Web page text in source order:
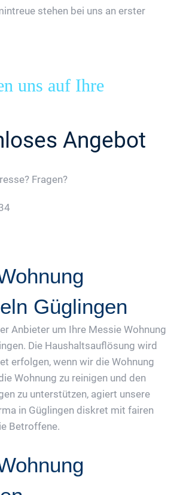
stehen bei uns an erster
uns auf Ihre
Angebot
Fragen?
Güglingen
Anbieter um Ihre Messie Wohnung
Die Haushaltsauflösung wird
erfolgen, wenn wir die Wohnung
Wohnung zu reinigen und den
zu unterstützen, agiert unsere
in Güglingen diskret mit fairen
Betroffene.